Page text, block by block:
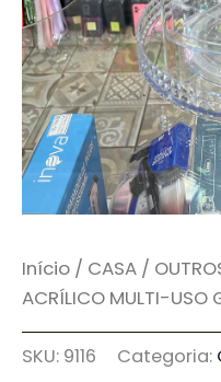
Início / CASA /
ACRÍLICO MULTI-USO
SKU: 9116 Categoria: